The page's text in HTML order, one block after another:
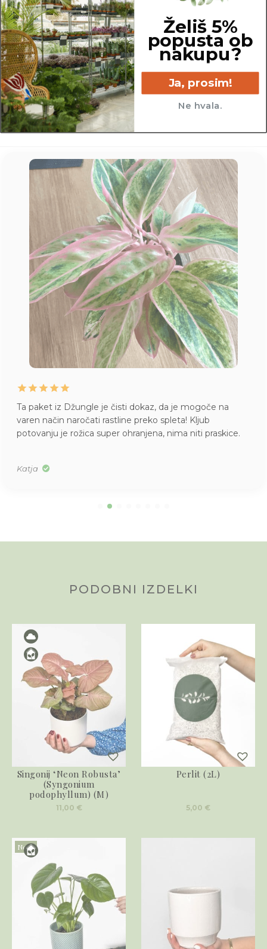
23 cm
Ta paket iz Džungle je čisti dokaz, da je mogoče na
varen način naročati rastline preko spleta! Kljub
potovanju je rožica super ohranjena, nima niti praskice.
Katja
PODOBNI IZDELKI
Singonij ‘Neon Robusta’
(Syngonium
podophyllum) (M)
11,00 €
Perlit (2L)
5,00 €
Novo
Želiš 5%
popusta ob
nakupu?
Ja, prosim!
Ne hvala.